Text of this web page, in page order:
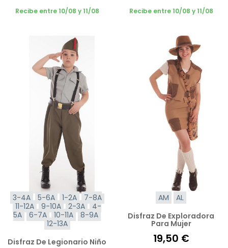
Recibe entre 10/08 y 11/08 Recibe entre 10/08 y 11/08
3-4A 5-6A 1-2A
7-8A
11-12A
9-10A 2-3A
4-
5A
6-7A 10-11A
8-9A
12-13A
Disfraz De Legionario Niño
AM
AL
Disfraz De Exploradora
Para Mujer
19,50 €